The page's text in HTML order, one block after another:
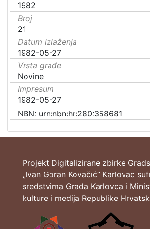
1982
Broj
21
Datum izlaženja
1982-05-27
Vrsta građe
Novine
Impresum
1982-05-27
NBN: urn:nbn:hr:280:358681
Projekt Digitalizirane zbirke
„Ivan Goran Kovačić“ Karlovac
sredstvima Grada Karlovca i
kulture i medija Republike